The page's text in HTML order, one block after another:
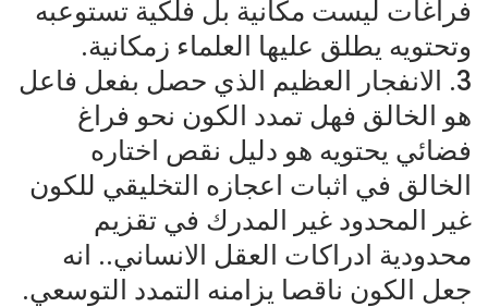
فراغات ليست مكانية بل فلكية تستوعبه
وتحتويه يطلق عليها العلماء زمكانية.
3. الانفجار العظيم الذي حصل بفعل فاعل
هو الخالق فهل تمدد الكون نحو فراغ
فضائي يحتويه هو دليل نقص اختاره
الخالق في اثبات اعجازه التخليقي للكون
غير المحدود غير المدرك في تقزيم
محدودية ادراكات العقل الانساني.. انه
جعل الكون ناقصا يزامنه التمدد التوسعي.